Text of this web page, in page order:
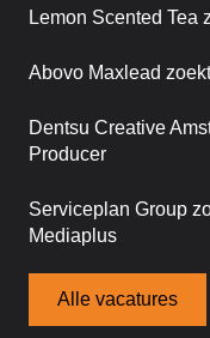
Lemon Scented Tea
Abovo Maxlead
Dentsu Creative
Producer
Serviceplan Group
Mediaplus
Alle vacatures